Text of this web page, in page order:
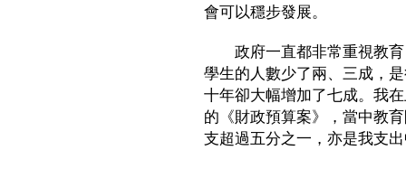
會可以穩步發展。
政府一直都非常重視教育
學生的人數少了兩、三成，
十年卻大幅增加了七成。我
的《財政預算案》，當中教
支超過五分之一，亦是我支